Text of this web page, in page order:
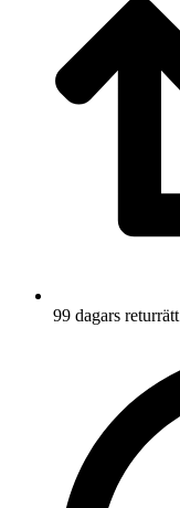
99 dagars returrätt